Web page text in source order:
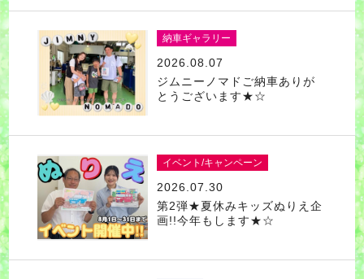
納車ギャラリー
2026.08.07
ジムニーノマドご納車ありが
とうございます★☆
イベント/キャンペーン
2026.07.30
第2弾★夏休みキッズぬりえ企
画!!今年もします★☆